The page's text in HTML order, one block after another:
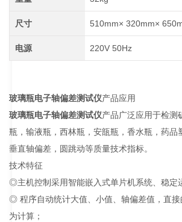
尺寸 510mm× 320mm×
电源 220V 50Hz
玻璃瓶电子轴偏差测试仪产品应用
玻璃瓶电子轴偏差测试仪产品广泛应用于检测
瓶，输液瓶，西林瓶，安瓿瓶，香水瓶，药品
垂直轴偏差，圆跳动等质量技术指标。
技术特征
◎主机控制采用智能嵌入式单片机系统、稳定
◎ 程序自动统计大值、小值、轴偏差值，直接
为计算；